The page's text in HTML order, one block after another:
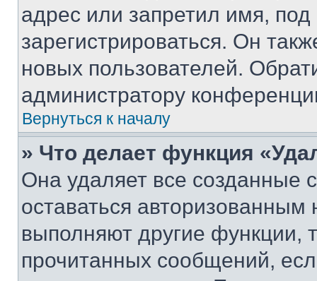
адрес или запретил имя,
зарегистрироваться. Он
новых пользователей.
администратору
Вернуться к началу
» Что делает функция
Она удаляет все созданные
оставаться
выполняют другие функции,
прочитанных сообщений,